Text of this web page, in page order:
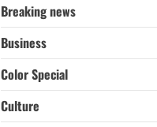
Breaking news
Business
Color Special
Culture